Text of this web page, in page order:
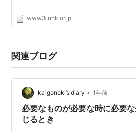
www3.nhk.or.jp
関連ブログ
kaigonoki’s diary • 1年前
必要なものが必要な時に必要
じるとき